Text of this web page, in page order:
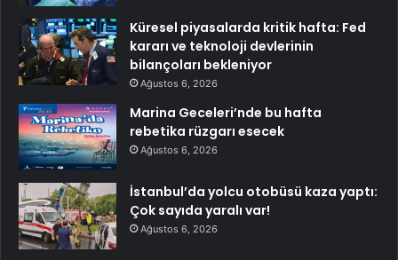
Küresel piyasalarda kritik hafta: Fed
kararı ve teknoloji devlerinin
bilançoları bekleniyor
Ağustos 6, 2026
Marina Geceleri’nde bu hafta
rebetika rüzgarı esecek
Ağustos 6, 2026
İstanbul’da yolcu otobüsü kaza yaptı:
Çok sayıda yaralı var!
Ağustos 6, 2026